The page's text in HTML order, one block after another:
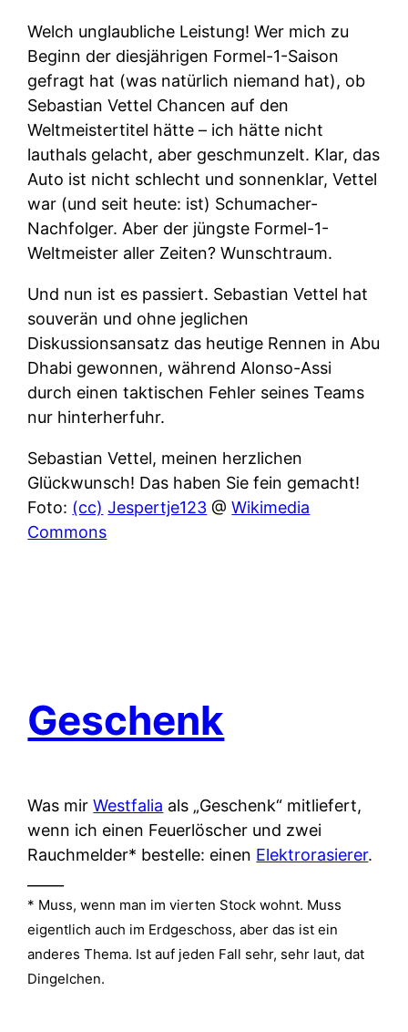
Welch unglaubliche Leistung! Wer mich zu
Beginn der diesjährigen Formel-1-Saison
gefragt hat (was natürlich niemand hat), ob
Sebastian Vettel Chancen auf den
Weltmeistertitel hätte – ich hätte nicht
lauthals gelacht, aber geschmunzelt. Klar, das
Auto ist nicht schlecht und sonnenklar, Vettel
war (und seit heute: ist) Schumacher-
Nachfolger. Aber der jüngste Formel-1-
Weltmeister aller Zeiten? Wunschtraum.
Und nun ist es passiert. Sebastian Vettel hat
souverän und ohne jeglichen
Diskussionsansatz das heutige Rennen in Abu
Dhabi gewonnen, während Alonso-Assi
durch einen taktischen Fehler seines Teams
nur hinterherfuhr.
Sebastian Vettel, meinen herzlichen
Glückwunsch! Das haben Sie fein gemacht!
Foto: (cc) Jespertje123 @Wikimedia
Commons
Geschenk
Was mirWestfalia als „Geschenk“ mitliefert,
wenn ich einen Feuerlöscher und zwei
Rauchmelder* bestelle: einen Elektrorasierer.
* Muss, wenn man im vierten Stock wohnt. Muss
eigentlich auch im Erdgeschoss, aber das ist ein
anderes Thema. Ist auf jeden Fall sehr, sehr laut, dat
Dingelchen.